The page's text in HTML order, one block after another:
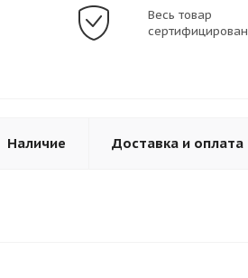
Весь товар
сертифицирован
Наличие Доставка и оплата